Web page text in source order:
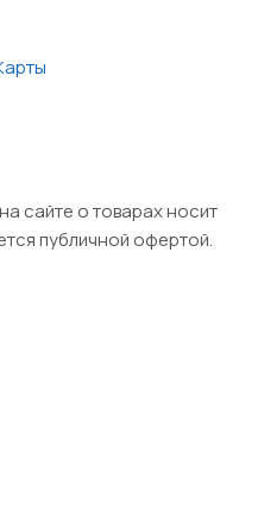
сайте о товарах носит
публичной офертой.